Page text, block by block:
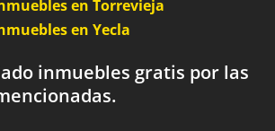
en Torrevieja
en Yecla
inmuebles gratis por las